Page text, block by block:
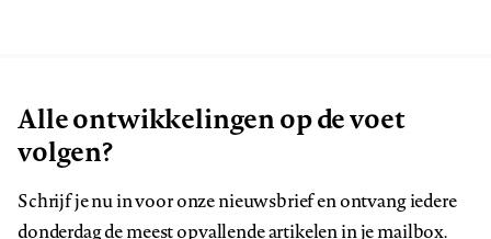
Alle ontwikkelingen op de voet
volgen?
Schrijf je nu in voor onze nieuwsbrief en ontvang iedere
donderdag de meest opvallende artikelen in je mailbox.